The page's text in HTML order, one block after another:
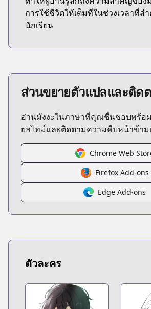
การใช้ชีวิตให้เต็มที่ในช่วงเวลาที่
นักเรียน
ส่วนขยายตัวแปลและติด
อ่านมังงะในภาษาที่คุณชื่นชอบพร้อ
ยลไทม์และติดตามความคืบหน้าข้า
Chrome Web
Firefox Add-ons
Edge Add-ons
ตัวละคร